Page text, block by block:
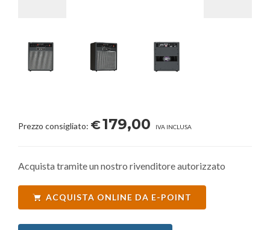
Prezzo consigliato: €179,00 IVA INCLUSA
Acquista tramite un nostro rivenditore autorizzato
ACQUISTA ONLINE DA E-POINT